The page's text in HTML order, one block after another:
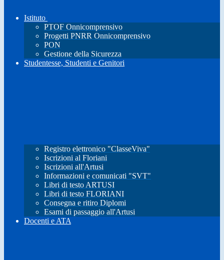
Istituto
PTOF Onnicomprensivo
Progetti PNRR Onnicomprensivo
PON
Gestione della Sicurezza
Studentesse, Studenti e Genitori
Registro elettronico "ClasseViva"
Iscrizioni al Floriani
Iscrizioni all'Artusi
Informazioni e comunicati "SVT"
Libri di testo ARTUSI
Libri di testo FLORIANI
Consegna e ritiro Diplomi
Esami di passaggio all'Artusi
Docenti e ATA